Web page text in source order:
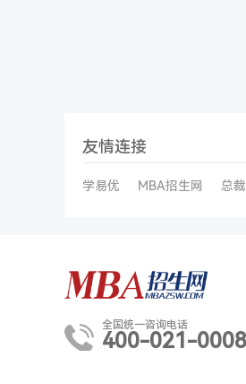
友情连接
学易优 MBA招生网 总
全国统一咨询电话
400-021-0008